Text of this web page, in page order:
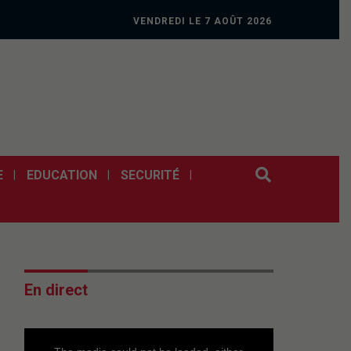
VENDREDI LE 7 AOÛT 2026
EDUCATION SECURITÉ
En direct